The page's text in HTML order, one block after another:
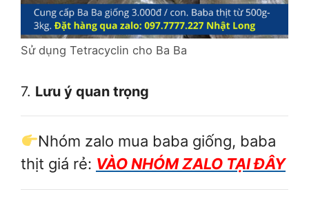
Sử dụng Tetracyclin cho Ba Ba
7. Lưu ý quan trọng
Nhóm zalo mua baba giống, baba
thịt giá rẻ: VÀO NHÓM ZALO TẠI ĐÂY